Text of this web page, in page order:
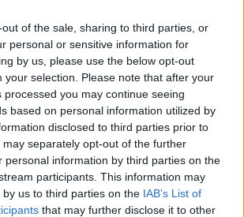
of the sale, sharing to third parties, or
personal or sensitive information for
by us, please use the below opt-out
your selection. Please note that after your
processed you may continue seeing
based on personal information utilized by
disclosed to third parties prior to
separately opt-out of the further
personal information by third parties on the
participants. This information may
us to third parties on the IAB’s List of
that may further disclose it to other
tradizione, sono stati conferiti anche i Fiorini
del mondo della sanità e del
direttore generale Usl Centro; Simone
di Santa Maria Nuova, Palagi e San
Bassetti, Direttore DSPO Santa Maria
Baggiani, Coordinatore Servizi Sanitari
Rocco Damone, Direttore Generale
Careggi; Enrico Betti, volontario Misericordia
presidente raggruppamento
di Protezione Civile, Paola Cozzi
e Vanessa Dongfack Nguetsop,
Montedomini.